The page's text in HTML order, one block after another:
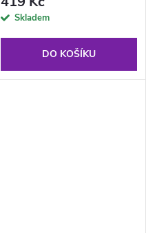
Skladem
DO KOŠÍKU